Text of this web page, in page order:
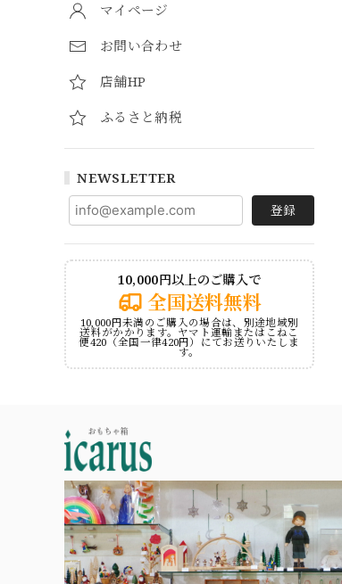
マイページ
お問い合わせ
店舗HP
ふるさと納税
NEWSLETTER
登録
10,000円以上のご購入で
全国送料無料
10,000円未満のご購入の場合は、別途地域別
送料がかかります。ヤマト運輸またはこねこ
便420（全国一律420円）にてお送りいたしま
す。